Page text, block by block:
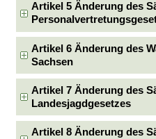
Artikel 5 Änderung des
Artikel 6 Änderung des
Sachsen
Artikel 7 Änderung des
Landesjagdgesetzes
Artikel 8 Änderung des